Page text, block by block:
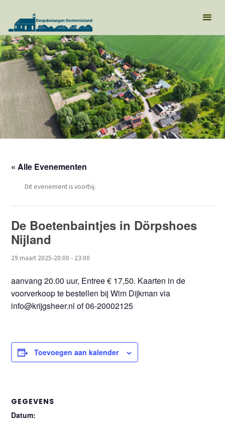
« Alle Evenementen
Dit evenement is voorbij.
De Boetenbaintjes in Dörpshoes
Nijland
29 maart 2025-20:00 - 23:00
aanvang 20.00 uur, Entree € 17,50. Kaarten in de
voorverkoop te bestellen bij Wim Dijkman via
info@krijgsheer.nl of 06-20002125
Toevoegen aan kalender
GEGEVENS
Datum: